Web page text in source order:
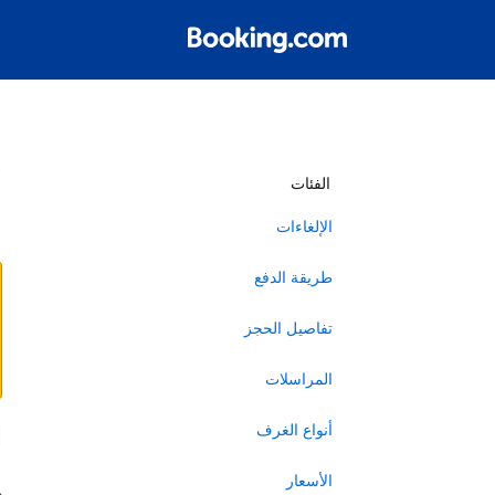
الفئات
الإلغاءات
طريقة الدفع
تفاصيل الحجز
المراسلات
أنواع الغرف
الأسعار